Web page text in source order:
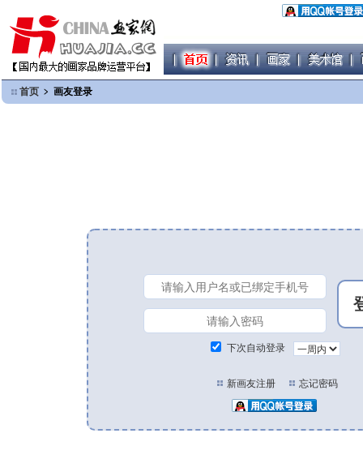
首页 ﹥ 画友登录
下次自动登录
新画友注册 忘记密码